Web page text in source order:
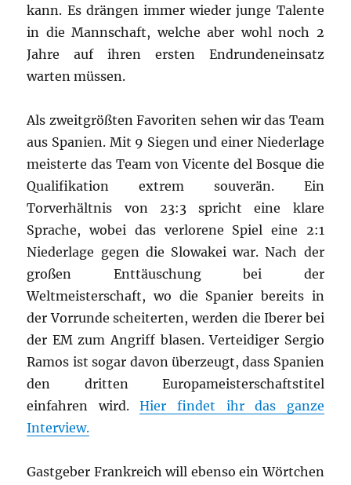
kann. Es drängen immer wieder junge Talente
in die Mannschaft, welche aber wohl noch 2
Jahre auf ihren ersten Endrundeneinsatz
warten müssen.
Als zweitgrößten Favoriten sehen wir das Team
aus Spanien. Mit 9 Siegen und einer Niederlage
meisterte das Team von Vicente del Bosque die
Qualifikation extrem souverän. Ein
Torverhältnis von 23:3 spricht eine klare
Sprache, wobei das verlorene Spiel eine 2:1
Niederlage gegen die Slowakei war. Nach der
großen Enttäuschung bei der
Weltmeisterschaft, wo die Spanier bereits in
der Vorrunde scheiterten, werden die Iberer bei
der EM zum Angriff blasen. Verteidiger Sergio
Ramos ist sogar davon überzeugt, dass Spanien
den dritten Europameisterschaftstitel
einfahren wird.Hier findet ihr das ganze
Interview.
Gastgeber Frankreich will ebenso ein Wörtchen